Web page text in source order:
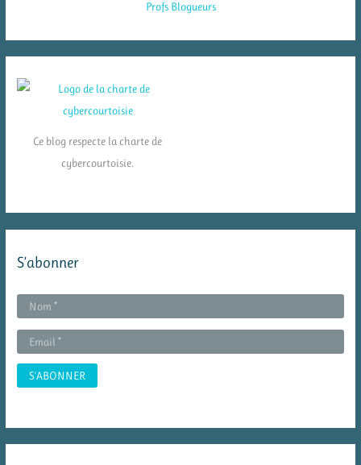
Ce blog respecte la charte de
cybercourtoisie.
S’abonner